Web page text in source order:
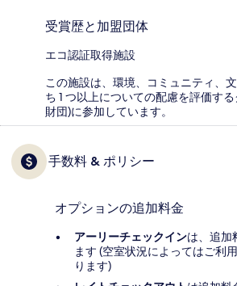
受賞歴と加盟団体
エコ認証取得施設
この施設は、環境、コミュニティ、
ち 1 つ以上についての配慮を評価す
財団)に参加しています。
手数料 & ポリシー
オプションの追加料金
アーリーチェックインは、追加
ます (空室状況によってはご利
ります)